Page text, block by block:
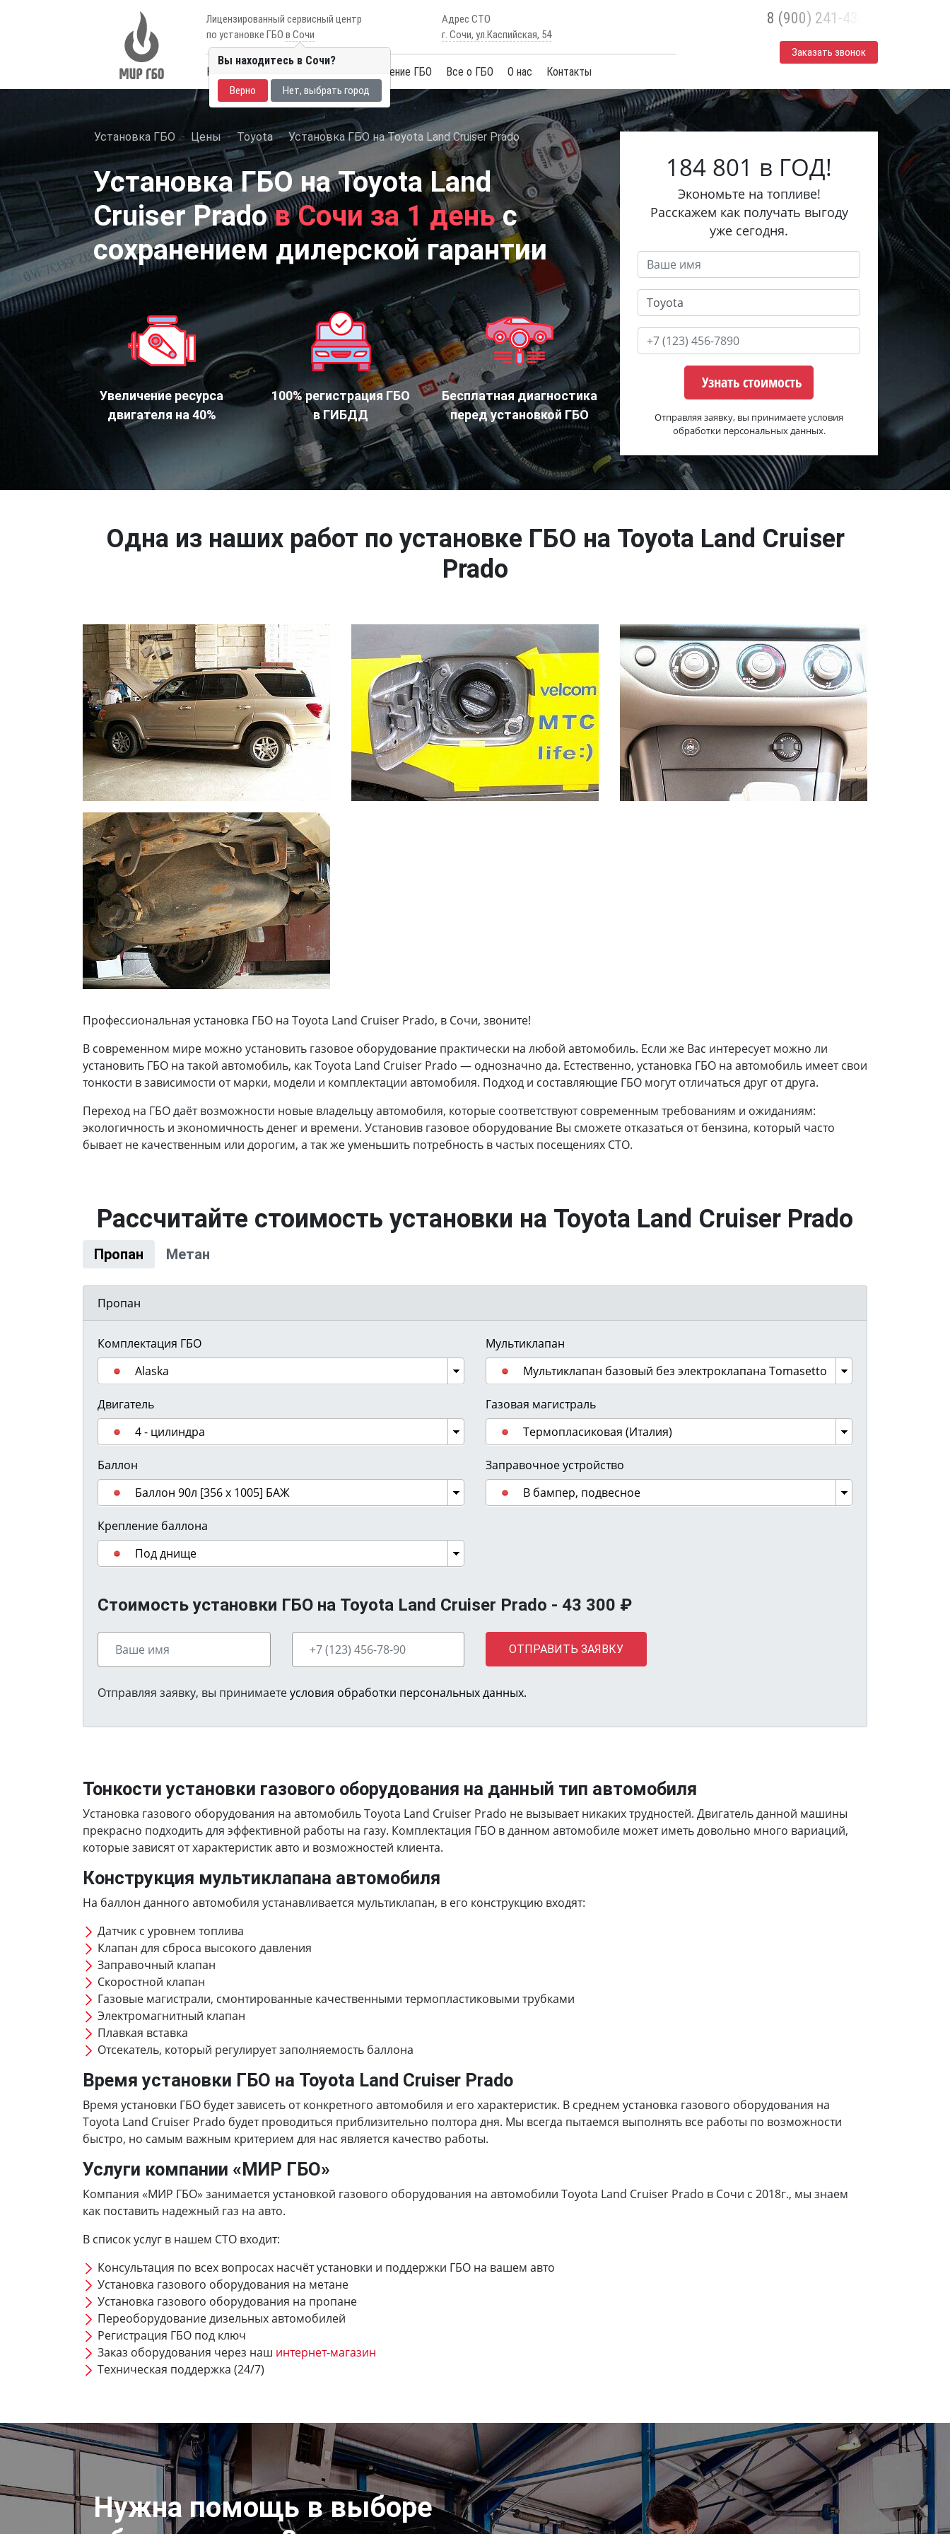
Лицензированный сервисный центр
по установке ГБО в Сочи
Адрес СТО
г. Сочи, ул.Каспийская, 54
Каталог авто Обучение ГБО Все о ГБО О нас Контакты
8 (900) 241-43-30
Заказать звонок
Установка ГБО Цены Toyota Установка ГБО на Toyota Land Cruiser Prado
Установка ГБО на Toyota Land
Cruiser Pradoв Сочи за 1 деньс
сохранением дилерской гарантии
Увеличение ресурса
двигателя на 40%
100% регистрация ГБО
в ГИБДД
Бесплатная диагностика
перед установкой ГБО
184 801 в ГОД!
Экономьте на топливе!
Расскажем как получать выгоду
уже сегодня.
Узнать стоимость
Отправляя заявку, вы принимаете условия
обработки персональных данных.
Одна из наших работ по установке ГБО на Toyota Land Cruiser
Prado
Профессиональная установка ГБО на Toyota Land Cruiser Prado, в Сочи, звоните!
В современном мире можно установить газовое оборудование практически на любой автомобиль. Если же Вас интересует можно ли
установить ГБО на такой автомобиль, как Toyota Land Cruiser Prado — однозначно да. Естественно, установка ГБО на автомобиль имеет свои
тонкости в зависимости от марки, модели и комплектации автомобиля. Подход и составляющие ГБО могут отличаться друг от друга.
Переход на ГБО даёт возможности новые владельцу автомобиля, которые соответствуют современным требованиям и ожиданиям:
экологичность и экономичность денег и времени. Установив газовое оборудование Вы сможете отказаться от бензина, который часто
бывает не качественным или дорогим, а так же уменьшить потребность в частых посещениях СТО.
Рассчитайте стоимость установки на Toyota Land Cruiser Prado
Пропан Метан
Пропан
Комплектация ГБО
Alaska
Двигатель
4 - цилиндра
Баллон
Баллон 90л [356 х 1005] БАЖ
Крепление баллона
Под днище
Мультиклапан
Мультиклапан базовый без электроклапана Tomasetto
Газовая магистраль
Термопласиковая (Италия)
Заправочное устройство
В бампер, подвесное
Стоимость установки ГБО на Toyota Land Cruiser Prado - 43 300 ₽
ОТПРАВИТЬ ЗАЯВКУ
Отправляя заявку, вы принимаетеусловия обработки персональных данных.
Тонкости установки газового оборудования на данный тип автомобиля
Установка газового оборудования на автомобиль Toyota Land Cruiser Prado не вызывает никаких трудностей. Двигатель данной машины
прекрасно подходить для эффективной работы на газу. Комплектация ГБО в данном автомобиле может иметь довольно много вариаций,
которые зависят от характеристик авто и возможностей клиента.
Конструкция мультиклапана автомобиля
На баллон данного автомобиля устанавливается мультиклапан, в его конструкцию входят:
Датчик с уровнем топлива
Клапан для сброса высокого давления
Заправочный клапан
Скоростной клапан
Газовые магистрали, смонтированные качественными термопластиковыми трубками
Электромагнитный клапан
Плавкая вставка
Отсекатель, который регулирует заполняемость баллона
Время установки ГБО на Toyota Land Cruiser Prado
Время установки ГБО будет зависеть от конкретного автомобиля и его характеристик. В среднем установка газового оборудования на
Toyota Land Cruiser Prado будет проводиться приблизительно полтора дня. Мы всегда пытаемся выполнять все работы по возможности
быстро, но самым важным критерием для нас является качество работы.
Услуги компании «МИР ГБО»
Компания «МИР ГБО» занимается установкой газового оборудования на автомобили Toyota Land Cruiser Prado в Сочи с 2018г., мы знаем
как поставить надежный газ на авто.
В список услуг в нашем СТО входит:
Консультация по всех вопросах насчёт установки и поддержки ГБО на вашем авто
Установка газового оборудования на метане
Установка газового оборудования на пропане
Переоборудование дизельных автомобилей
Регистрация ГБО под ключ
Заказ оборудования через наш интернет-магазин
Техническая поддержка (24/7)
Нужна помощь в выборе
Вы находитесь в Сочи?
Верно Нет, выбрать город